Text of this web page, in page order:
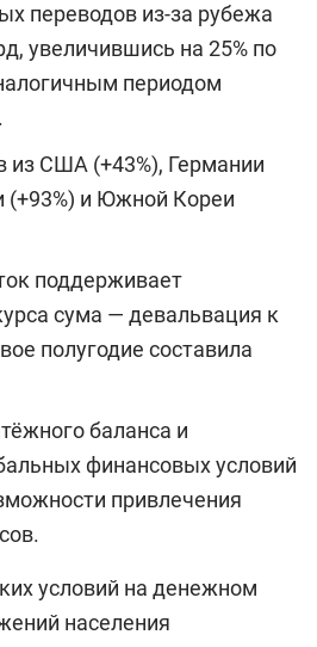
переводов из-за рубежа
увеличившись на 25% по
периодом
из США (+43%), Германии
(+93%) и Южной Кореи
поддерживает
сума — девальвация к
полугодие составила
баланса и
финансовых условий
привлечения
условий на денежном
населения